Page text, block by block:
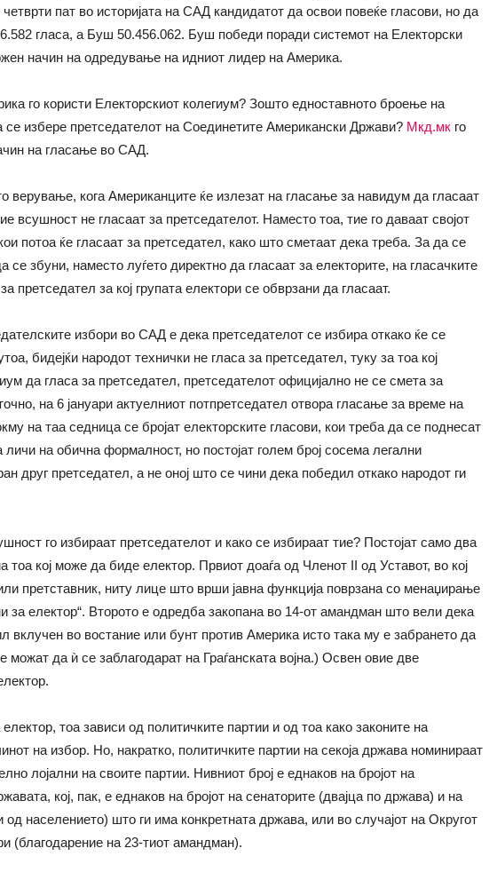
пат во историјата на САД кандидатот да освои повеќе гласови, но да
гласа, а Буш 50.456.062. Буш победи поради системот на Електорски
начин на одредување на идниот лидер на Америка.
го користи Електорскиот колегиум? Зошто едноставното броење на
се избере претседателот на Соединетите Американски Држави? Мкд.мк го
на гласање во САД.
верување, кога Американците ќе излезат на гласање за навидум да гласаат
всушност не гласаат за претседателот. Наместо тоа, тие го даваат својот
потоа ќе гласаат за претседател, како што сметаат дека треба. За да се
збуни, наместо луѓето директно да гласаат за електорите, на гласачките
претседател за кој групата електори се обврзани да гласаат.
избори во САД е дека претседателот се избира откако ќе се
бидејќи народот технички не гласа за претседател, туку за тоа кој
да гласа за претседател, претседателот официјално не се смета за
на 6 јануари актуелниот потпретседател отвора гласање за време на
на таа седница се бројат електорските гласови, кои треба да се поднесат
на обична формалност, но постојат голем број сосема легални
друг претседател, а не оној што се чини дека победил откако народот ги
го избираат претседателот и како се избираат тие? Постојат само два
тоа кој може да биде електор. Првиот доаѓа од Членот II од Уставот, во кој
претставник, ниту лице што врши јавна функција поврзана со менаџирање
електор“. Второто е одредба закопана во 14-от амандман што вели дека
вклучен во востание или бунт против Америка исто така му е забрането да
да ѝ се заблагодарат на Граѓанската војна.) Освен овие две
тоа зависи од политичките партии и од тоа како законите на
на избор. Но, накратко, политичките партии на секоја држава номинираат
лојални на своите партии. Нивниот број е еднаков на бројот на
кој, пак, е еднаков на бројот на сенаторите (двајца по држава) и на
од населението) што ги има конкретната држава, или во случајот на Округот
(благодарение на 23-тиот амандман).